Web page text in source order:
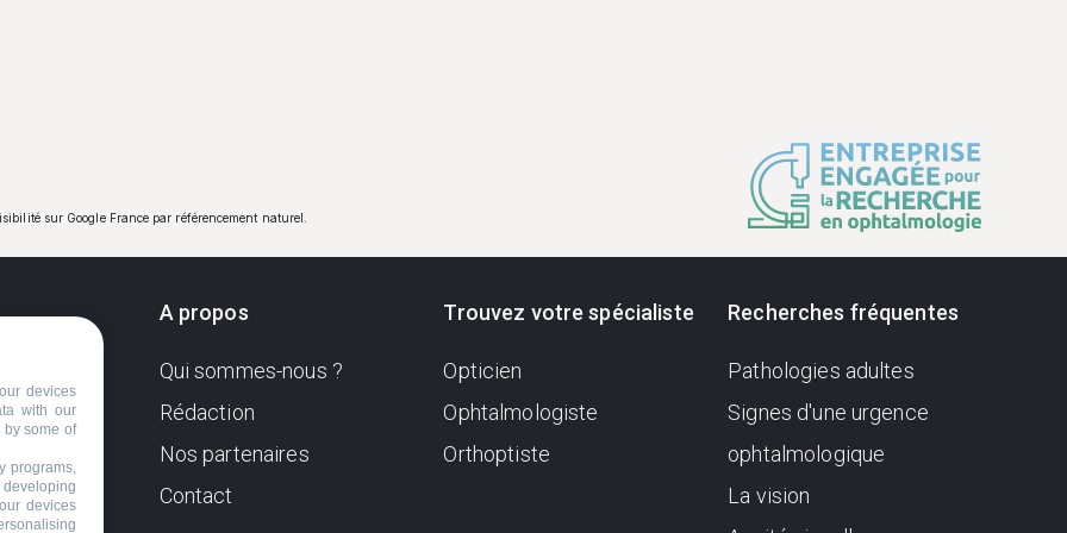
sur Google France par référencement naturel.
Sa
A propos
Qui sommes-nous ?
Rédaction
Nos partenaires
Contact
Trouvez votre spécialiste
Opticien
Ophtalmologiste
Orthoptiste
Recherches fréquentes
Pathologies adultes
Signes d'une urgence
ophtalmologique
La vision
devices
with our
some of
programs,
developing
devices